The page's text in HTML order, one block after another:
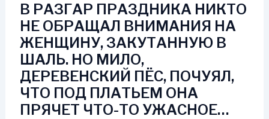
В РАЗГАР ПРАЗДНИКА НИКТО
НЕ ОБРАЩАЛ ВНИМАНИЯ НА
ЖЕНЩИНУ, ЗАКУТАННУЮ В
ШАЛЬ. НО МИЛО,
ДЕРЕВЕНСКИЙ ПЁС, ПОЧУЯЛ,
ЧТО ПОД ПЛАТЬЕМ ОНА
ПРЯЧЕТ ЧТО-ТО УЖАСНОЕ…